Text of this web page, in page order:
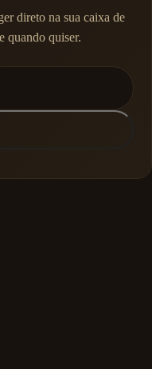
direto na sua caixa de
quando quiser.